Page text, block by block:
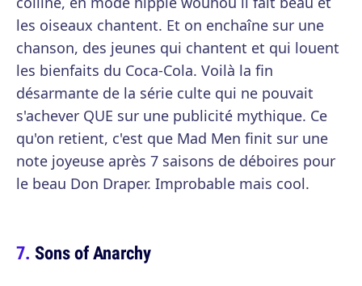
les oiseaux chantent. Et on enchaîne sur une
chanson, des jeunes qui chantent et qui louent
les bienfaits du Coca-Cola. Voilà la fin
désarmante de la série culte qui ne pouvait
s'achever QUE sur une publicité mythique. Ce
qu'on retient, c'est que Mad Men finit sur une
note joyeuse après 7 saisons de déboires pour
le beau Don Draper. Improbable mais cool.
Sons of Anarchy